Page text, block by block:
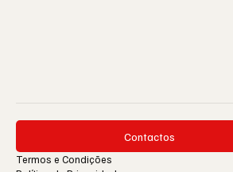
Contactos
Termos e Condições